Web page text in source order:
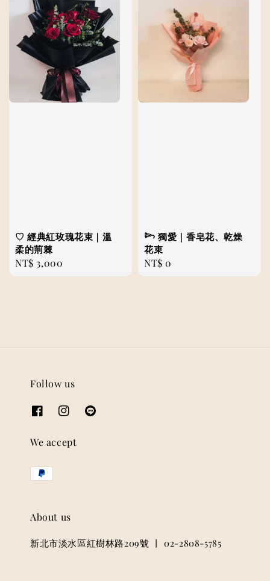
♡ 經典紅玫瑰花束｜溫
柔的荊棘
Regular
price
NT$ 3,000
𓆸 獨愛｜香皂花、乾燥
花束
Regular
price
NT$ 0
Follow us
We accept
About us
新北市淡水區紅樹林路209號 丨 02-2808-5785